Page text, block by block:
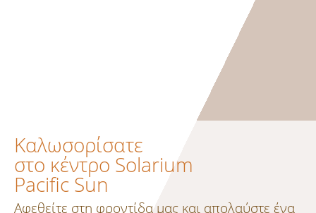
Καλωσορίσατε
στο κέντρο Solarium
Pacific Sun
Αφεθείτε στη φροντίδα μας και απολαύστε ένα